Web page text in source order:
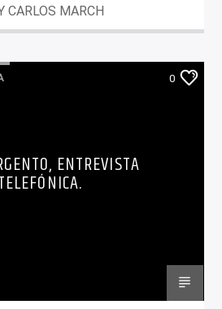
CARLOS MARCH
0
ENTREVISTA